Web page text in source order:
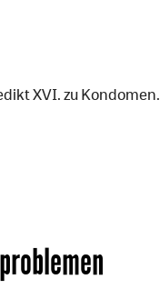
XVI. zu Kondomen.